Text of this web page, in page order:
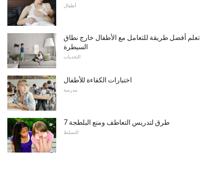
أطفال
تعلم أفضل طريقة للتعامل مع الأطفال خارج نطاق
السيطرة
التحديات
اختبارات الكفاءة للأطفال
مدرسة
7 طرق لتدريس التعاطف ومنع البلطجة
التسلط